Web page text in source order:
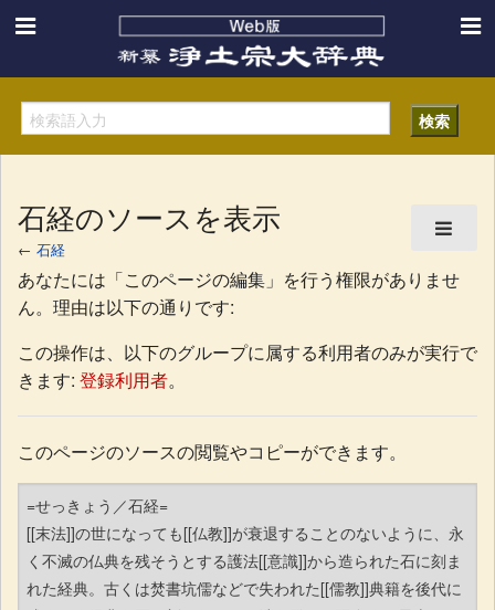
石経のソースを表示
← 石経
あなたには「このページの編集」を行う権限がありませ
ん。理由は以下の通りです:
この操作は、以下のグループに属する利用者のみが実行で
きます: 登録利用者。
このページのソースの閲覧やコピーができます。